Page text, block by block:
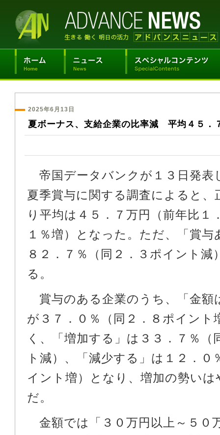
2025年6月13日
夏ボーナス、支給企業の比率減 平均４５．
帝国データバンクが１３日発表
夏季賞与に関する調査によると、
り平均は４５．７万円（前年比１
１％増）となった。ただ、「賞与
８２．７％（同２．３ポイント減
る。
賞与のある企業のうち、「金額
が３７．０％（同２．８ポイント
く、「増加する」は３３．７％（
ト減）、「減少する」は１２．０
イント増）となり、増加の勢いは
だ。
金額では「３０万円以上～５０